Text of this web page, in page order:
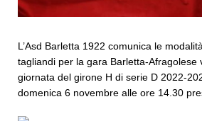
L’Asd Barletta 1922 comunica le
tagliandi per la gara Barletta-Afragolese
giornata del girone H di serie D 2022-
domenica 6 novembre alle ore 14.30